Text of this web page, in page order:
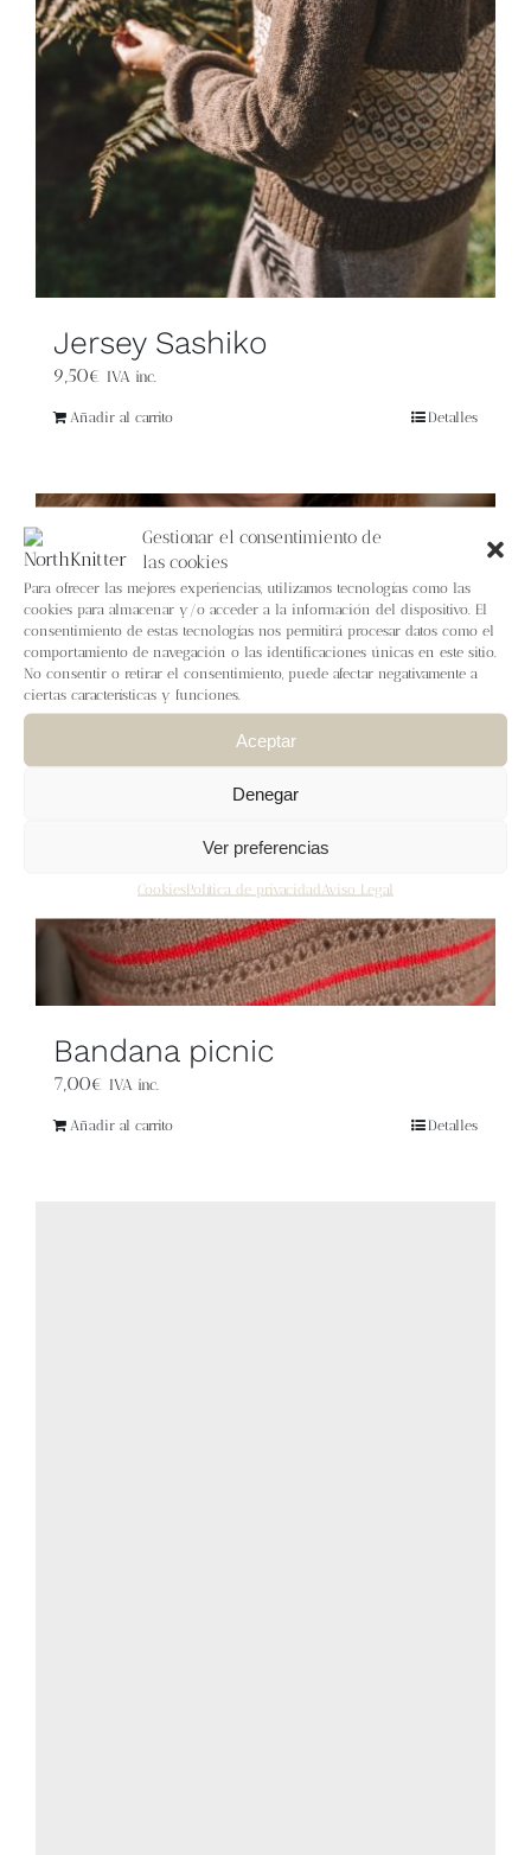
Gestionar el consentimiento de
las cookies
Para ofrecer las mejores experiencias, utilizamos tecnologías como las
cookies para almacenar y/o acceder a la información del dispositivo. El
consentimiento de estas tecnologías nos permitirá procesar datos como el
comportamiento de navegación o las identificaciones únicas en este sitio.
No consentir o retirar el consentimiento, puede afectar negativamente a
ciertas características y funciones.
Aceptar
Denegar
Ver preferencias
CookiesPolítica de privacidad Aviso Legal
Mi cuenta
Jersey Sashiko
9,50€ IVA inc.
Añadir al carrito Detalles
Bandana picnic
7,00€ IVA inc.
Añadir al carrito Detalles